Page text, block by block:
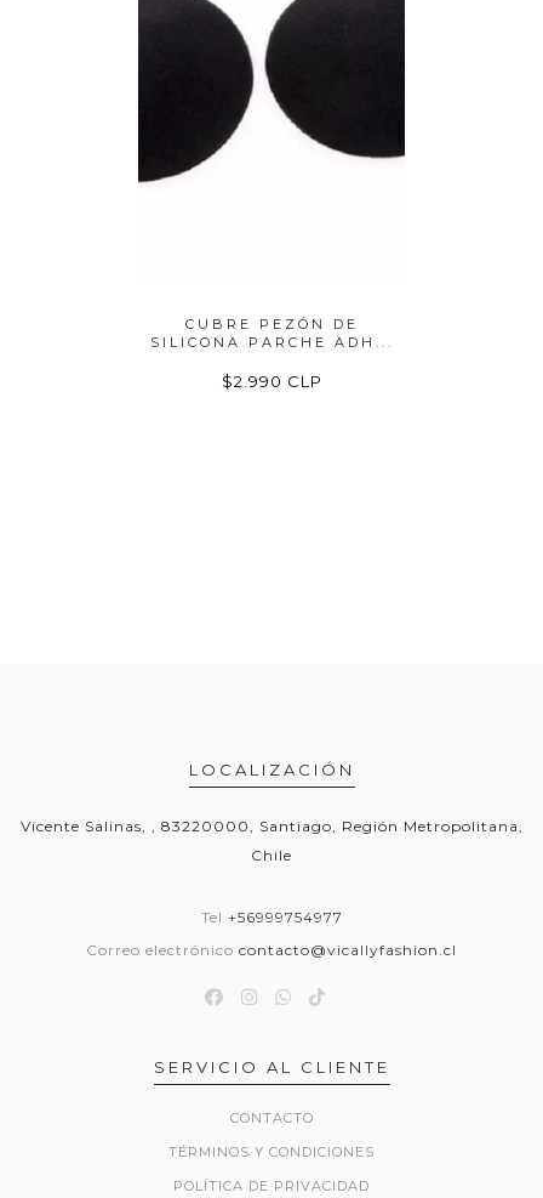
CUBRE PEZÓN DE
SILICONA PARCHE ADH...
$2.990 CLP
LOCALIZACIÓN
Vicente Salinas, , 83220000, Santiago, Región Metropolitana,
Chile
Tel +56999754977
Correo electrónico contacto@vicallyfashion.cl
SERVICIO AL CLIENTE
CONTACTO
TÉRMINOS Y CONDICIONES
POLÍTICA DE PRIVACIDAD